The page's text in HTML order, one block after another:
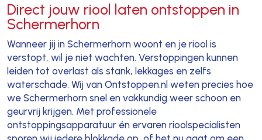
Direct jouw riool laten ontstoppen in
Schermerhorn
Wanneer jij in Schermerhorn woont en je riool is
verstopt, wil je niet wachten. Verstoppingen kunnen
leiden tot overlast als stank, lekkages en zelfs
waterschade. Wij van Ontstoppen.nl weten precies hoe
we Schermerhorn snel en vakkundig weer schoon en
geurvrij krijgen. Met professionele
ontstoppingsapparatuur én ervaren rioolspecialisten